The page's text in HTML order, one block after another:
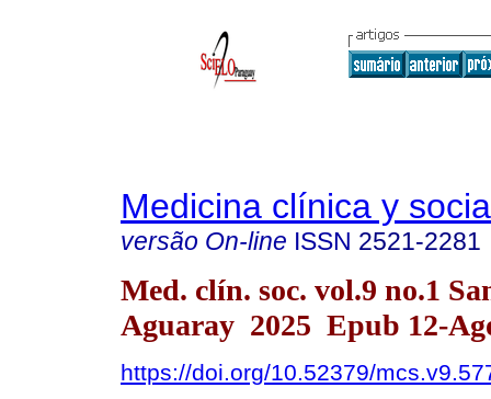
Medicina clínica y
versão On-line ISSN 2521-2281
Med. clín. soc. vol.9 no.1
Aguaray 2025 Epub 12-
https://doi.org/10.52379/